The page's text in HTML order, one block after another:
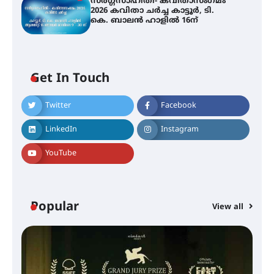
2026 കവിതാ ചർച്ച കാട്ടൂർ, ടി.
കെ. ബാലൻ ഹാളിൽ 16ന്
Get In Touch
Twitter Facebook
LinkedIn Instagram
YouTube
Popular View all